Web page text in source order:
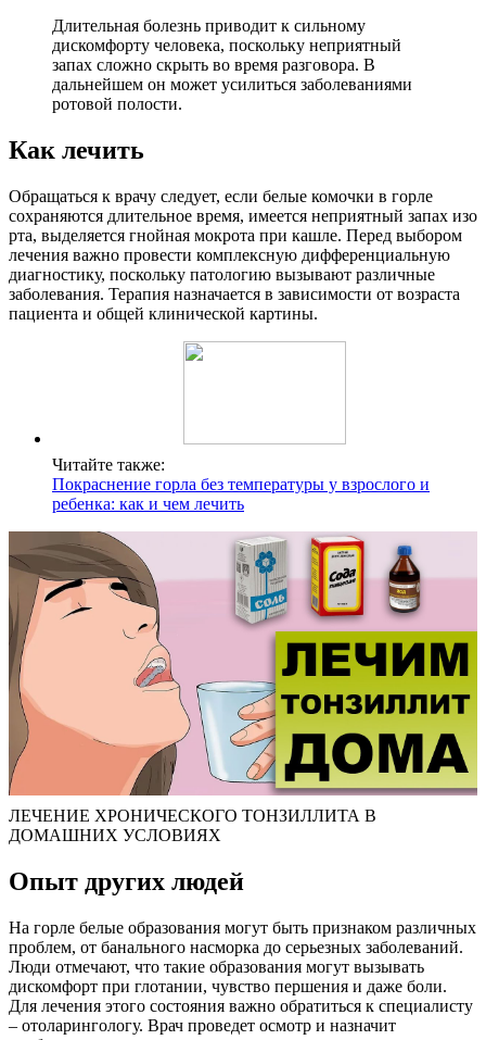
Длительная болезнь приводит к сильному
дискомфорту человека, поскольку неприятный
запах сложно скрыть во время разговора. В
дальнейшем он может усилиться заболеваниями
ротовой полости.
Как лечить
Обращаться к врачу следует, если белые комочки в горле
сохраняются длительное время, имеется неприятный запах изо
рта, выделяется гнойная мокрота при кашле. Перед выбором
лечения важно провести комплексную дифференциальную
диагностику, поскольку патологию вызывают различные
заболевания. Терапия назначается в зависимости от возраста
пациента и общей клинической картины.
Читайте также:
Покраснение горла без температуры у взрослого и
ребенка: как и чем лечить
ЛЕЧЕНИЕ ХРОНИЧЕСКОГО ТОНЗИЛЛИТА В
ДОМАШНИХ УСЛОВИЯХ
Опыт других людей
На горле белые образования могут быть признаком различных
проблем, от банального насморка до серьезных заболеваний.
Люди отмечают, что такие образования могут вызывать
дискомфорт при глотании, чувство першения и даже боли.
Для лечения этого состояния важно обратиться к специалисту
– отоларингологу. Врач проведет осмотр и назначит